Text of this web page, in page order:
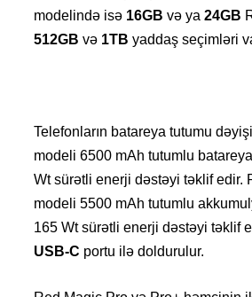
modelində isə 16GB və ya 24GB
512GB və 1TB yaddaş seçimləri
Telefonların batareya tutumu
modeli 6500 mAh tutumlu
Wt sürətli enerji dəstəyi təklif edir.
modeli 5500 mAh tutumlu
165 Wt sürətli enerji dəstəyi təklif
USB-C portu ilə doldurulur.